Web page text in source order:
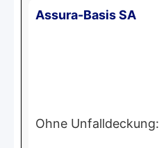
Assura-Basis SA
Ohne Unfalldeckung: